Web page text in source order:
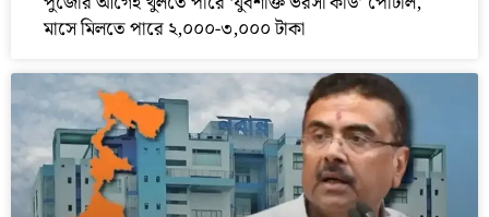
মাসে মিলতে পারে ২,০০০-৩,০০০ টাকা